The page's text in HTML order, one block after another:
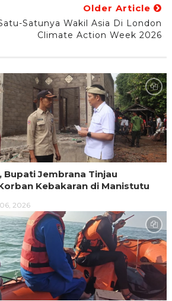
Older Article
Satunya Wakil Asia Di London
Climate Action Week 2026
Bupati Jembrana Tinjau
Kebakaran di Manistutu
2026